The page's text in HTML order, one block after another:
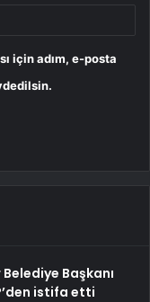
için adım, e-posta
Başkanı
istifa etti